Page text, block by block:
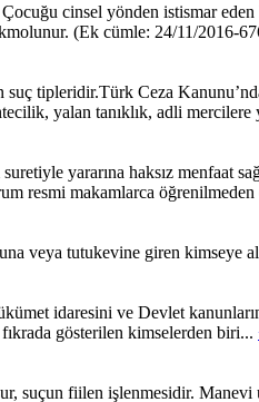
cinsel yönden istismar
(Ek cümle: 24/11/2016-
tipleridir.Türk Ceza
yalan tanıklık, adli mercilere
yararına haksız menfaat
resmi makamlarca öğrenilmeden
veya tutukevine giren kimseye
idaresini ve Devlet
gösterilen kimselerden biri...
suçun fiilen işlenmesidir.